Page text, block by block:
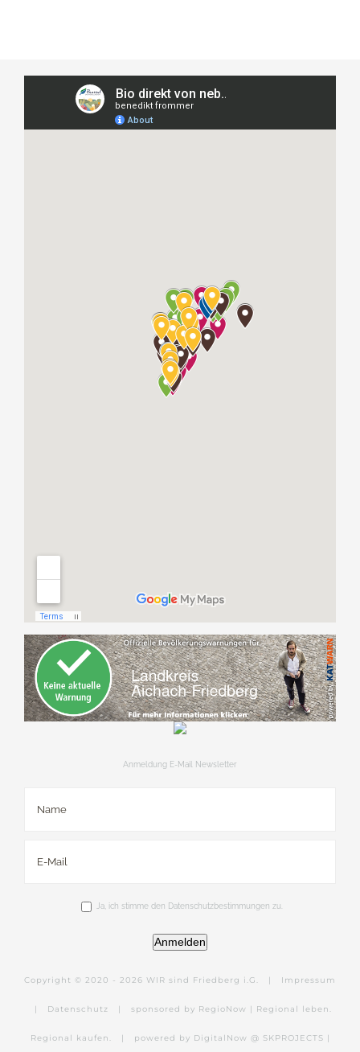
Anmeldung E-Mail Newsletter
Ja, ich stimme den Datenschutzbestimmungen zu.
Anmelden
Copyright © 2020 - 2026 WIR sind Friedberg i.G. | Impressum
| Datenschutz | sponsored by RegioNow | Regional leben.
Regional kaufen. | powered by DigitalNow @ SKPROJECTS |